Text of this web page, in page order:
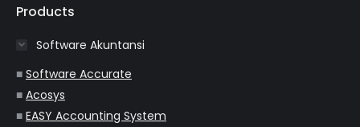
opens
new
window
opens
new
window
new
window
new
window
new
window
Products
Software Akuntansi
■ Software Accurate
■ Acosys
■ EASY Accounting System